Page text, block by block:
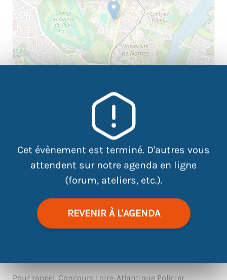
Cet évènement est terminé. D'autres vous
attendent sur notre agenda en ligne
(forum, ateliers, etc.).
REVENIR À L'AGENDA
Leaflet
Vous vous êtes inscrit.e au Concours de
Policier adjoint 2025 ?
L’Atdec Nantes Métropole et France Travail vous
propose des ateliers sportifs « Prépa-concours » – sur
inscription obligatoire – les 7, 8, 10, 14, 15, 17, 22, 23 et
Pour rappel, Concours Loire-Atlantique Policier